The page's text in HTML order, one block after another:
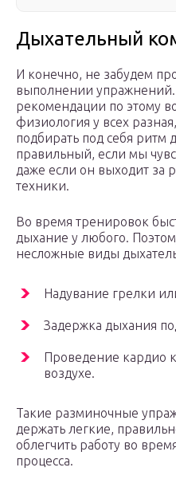
Дыхательный
И конечно, не забудем
выполнении
рекомендации по этому
физиология у всех
подбирать под себя ритм
правильный, если мы
даже если он выходит за
техники.
Во время тренировок
дыхание у любого.
несложные виды
Надувание грелки
Задержка дыхания
Проведение кардио
воздухе.
Такие разминочные
держать легкие,
облегчить работу во
процесса.